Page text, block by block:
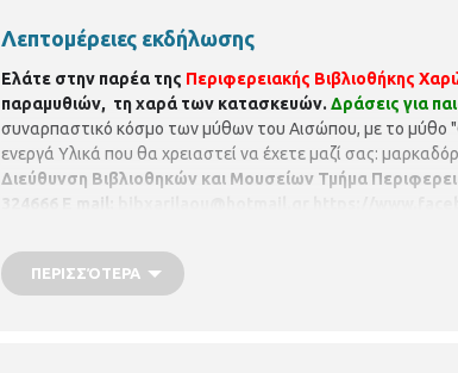
Λεπτομέρειες εκδήλωσης
Ελάτε στην παρέα της Περιφερειακής Βιβλιοθήκης
παραμυθιών, τη χαρά των κατασκευών. Δράσεις για
συναρπαστικό κόσμο των μύθων του Αισώπου, με το μύθο
ενεργά Υλικά που θα χρειαστεί να έχετε μαζί σας:
Διεύθυνση Βιβλιοθηκών και Μουσείων Τμήμα
E mail:
ΠΕΡΙΣΣΌΤΕΡΑ